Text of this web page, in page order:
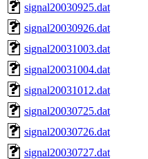
signal20030925.dat
signal20030926.dat
signal20031003.dat
signal20031004.dat
signal20031012.dat
signal20030725.dat
signal20030726.dat
signal20030727.dat